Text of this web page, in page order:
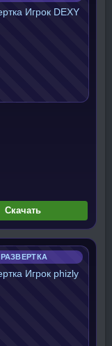
Скачать
РАЗВЕРТКА